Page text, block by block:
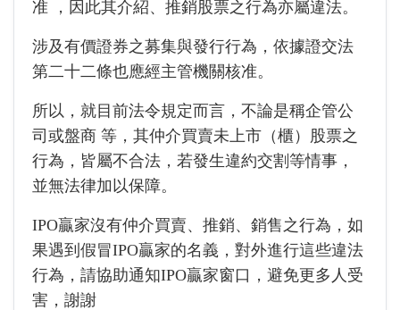
准 ，因此其介紹、推銷股票之行為亦屬違法。
涉及有價證券之募集與發行行為，依據證交法
第二十二條也應經主管機關核准。
所以，就目前法令規定而言，不論是稱企管公
司或盤商 等，其仲介買賣未上市（櫃）股票之
行為，皆屬不合法，若發生違約交割等情事，
並無法律加以保障。
IPO贏家沒有仲介買賣、推銷、銷售之行為，如
果遇到假冒IPO贏家的名義，對外進行這些違法
行為，請協助通知IPO贏家窗口，避免更多人受
害，謝謝